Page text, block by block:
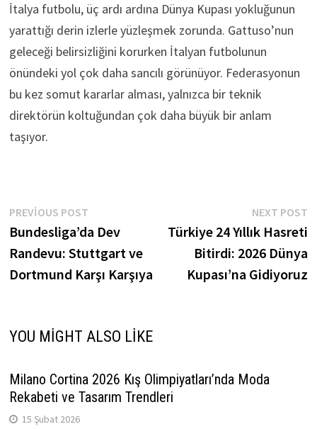
İtalya futbolu, üç ardı ardına Dünya Kupası yokluğunun
yarattığı derin izlerle yüzleşmek zorunda. Gattuso’nun
geleceği belirsizliğini korurken İtalyan futbolunun
önündeki yol çok daha sancılı görünüyor. Federasyonun
bu kez somut kararlar alması, yalnızca bir teknik
direktörün koltuğundan çok daha büyük bir anlam
taşıyor.
Yazı
gezinmesi
PREVIOUS POSTPrevious
post:
Bundesliga’da Dev
Randevu: Stuttgart ve
Dortmund Karşı Karşıya
NEXT POST
Türkiye 24 Yıllık Hasreti
Bitirdi: 2026 Dünya
Kupası’na Gidiyoruz
YOU MIGHT ALSO LIKE
Milano Cortina 2026 Kış Olimpiyatları’nda Moda
Rekabeti ve Tasarım Trendleri
15 Şubat 2026